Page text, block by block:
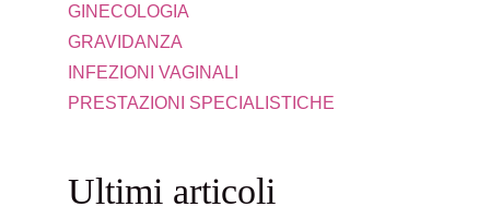
GINECOLOGIA
GRAVIDANZA
INFEZIONI VAGINALI
PRESTAZIONI SPECIALISTICHE
Ultimi articoli